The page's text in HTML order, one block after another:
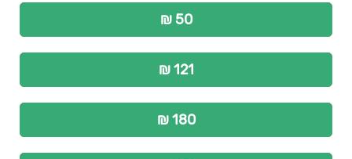
50 ₪
121 ₪
180 ₪